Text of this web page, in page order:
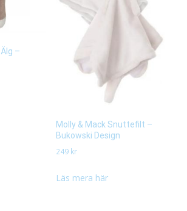
–
Molly & Mack Snuttefilt –
Bukowski Design
249 kr
Läs mera här